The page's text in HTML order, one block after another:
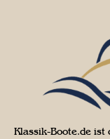
Klassik-Boote.de ist